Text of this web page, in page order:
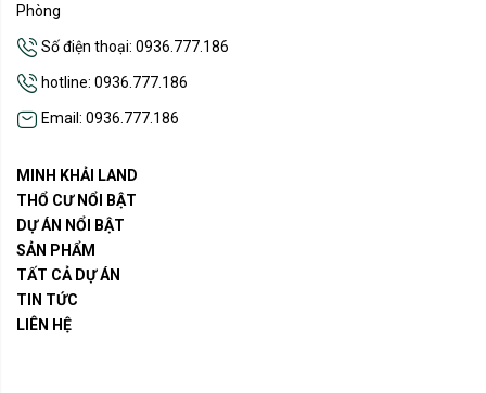
Phòng
Số điện thoại: 0936.777.186
hotline: 0936.777.186
Email: 0936.777.186
MINH KHẢI LAND
THỔ CƯ NỔI BẬT
DỰ ÁN NỔI BẬT
SẢN PHẨM
TẤT CẢ DỰ ÁN
TIN TỨC
LIÊN HỆ